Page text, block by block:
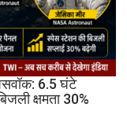
Snapdragon
4
Gen
4
के
साथ
6.5 घंटे
क्षमता 30%